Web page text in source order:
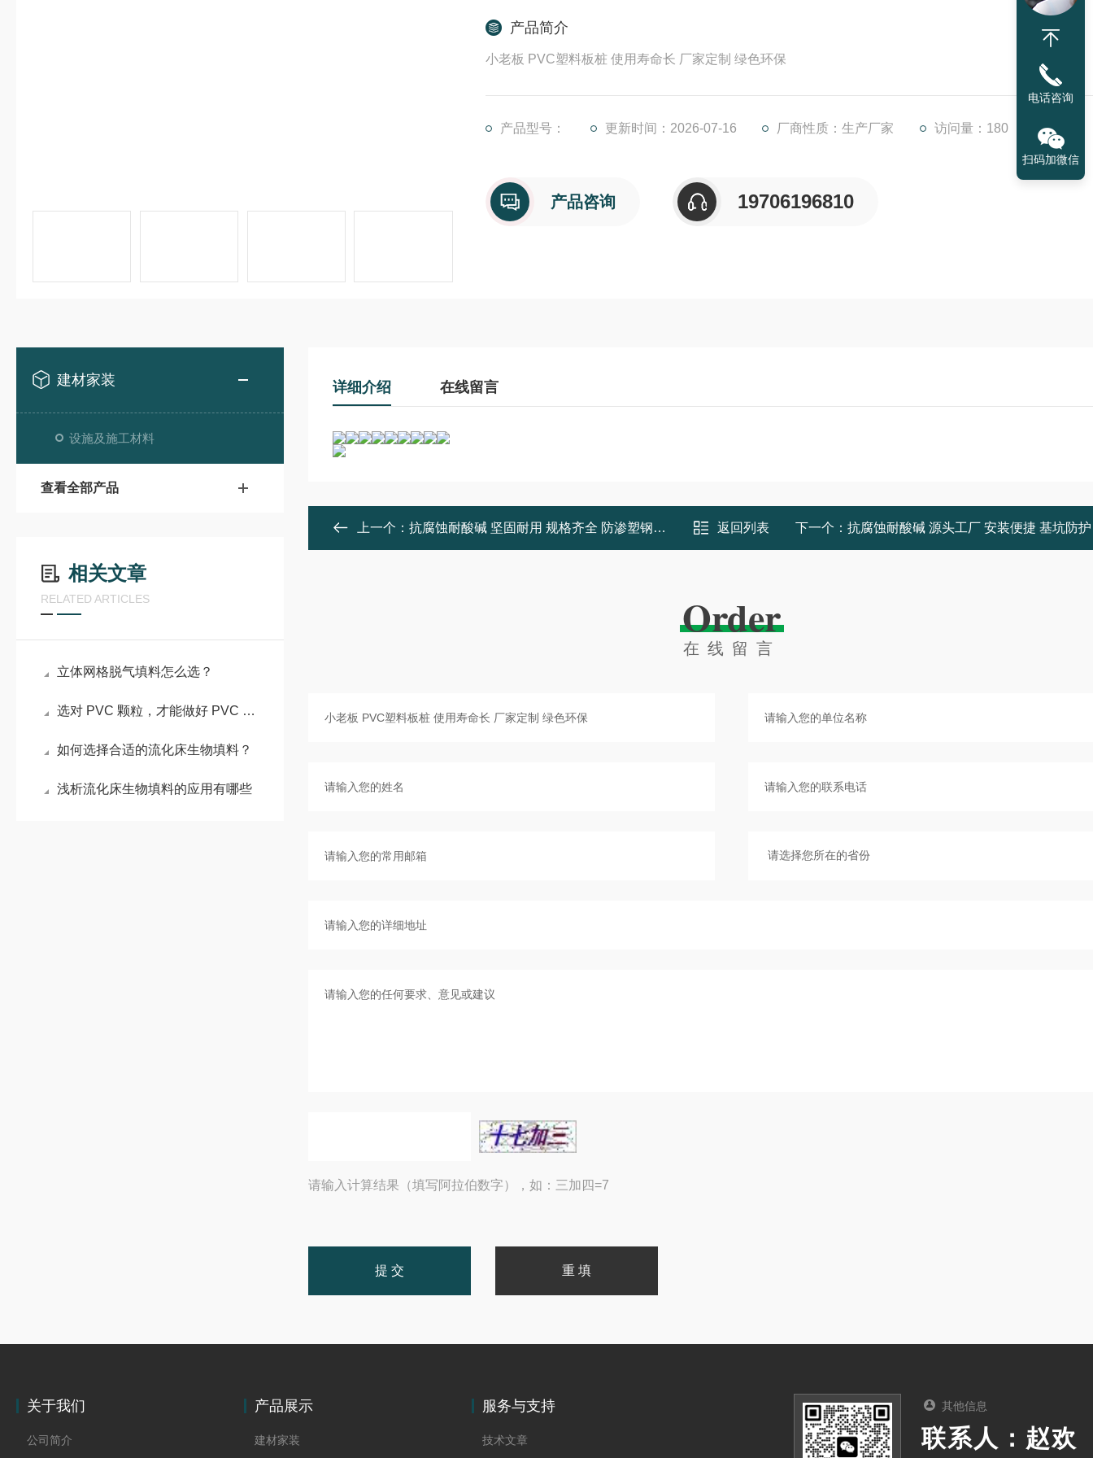
产品简介
小老板 PVC塑料板桩 使用寿命长 厂家定制 绿色环保
产品型号： 更新时间：2026-07-16 厂商性质：生产厂家 访问量：180
产品咨询 19706196810
建材家装
设施及施工材料
查看全部产品
相关文章
RELATED ARTICLES
立体网格脱气填料怎么选？
选对 PVC 颗粒，才能做好 PVC 管件！
如何选择合适的流化床生物填料？
浅析流化床生物填料的应用有哪些
详细介绍 在线留言
上一个： 抗腐蚀耐酸碱 坚固耐用 规格齐全 防渗塑钢板桩 海岸工程专用 小老板 返回列表 下一个： 抗腐蚀耐酸碱 源头工厂 安装便捷 基坑防护加固 美学塑钢板桩 小老板
Order
在线留言
请输入计算结果（填写阿拉伯数字），如：三加四=7
关于我们
公司简介
产品展示
建材家装
服务与支持
技术文章
其他信息
联系人：赵欢
电话咨询
扫码加微信